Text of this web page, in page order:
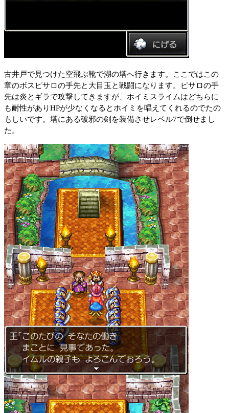
古井戸で見つけた空飛ぶ靴で湖の塔へ行きます。ここではこの
章のボスピサロの手先と大目玉と戦闘になります。ピサロの手
先は炎とギラで攻撃してきますが、ホイミスライムはどちらに
も耐性がありHPが少なくなるとホイミを唱えてくれるのでたの
もしいです。塔にある破邪の剣を装備させレベル7で倒せまし
た。